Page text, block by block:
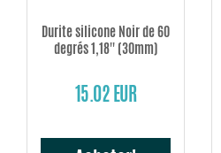
Durite silicone Noir de 60
degrés 1,18'' (30mm)
15.02 EUR